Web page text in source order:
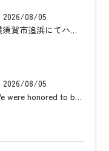
2026/08/05
横須賀市追浜にてハムスターのみかんちゃんのペット火葬のお手伝...
2026/08/05
We were honored to be by your ...